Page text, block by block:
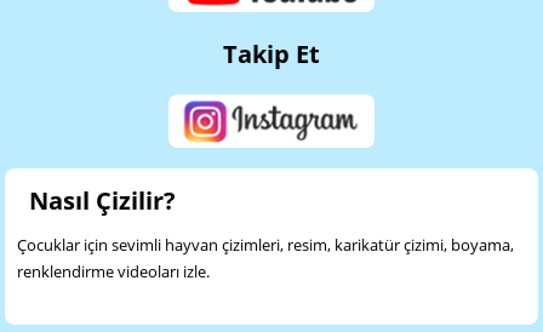
Takip Et
Nasıl Çizilir?
Çocuklar için sevimli hayvan çizimleri, resim, karikatür çizimi, boyama,
renklendirme videoları izle.